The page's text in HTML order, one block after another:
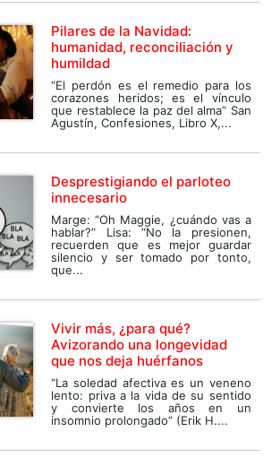
Pilares de la Navidad:
humanidad, reconciliación y
humildad
“El perdón es el remedio para los
corazones heridos; es el vínculo
que restablece la paz del alma” San
Agustín, Confesiones, Libro X,...
Desprestigiando el parloteo
innecesario
Marge: “Oh Maggie, ¿cuándo vas a
hablar?” Lisa: “No la presionen,
recuerden que es mejor guardar
silencio y ser tomado por tonto,
que...
Vivir más, ¿para qué?
Avizorando una longevidad
que nos deja huérfanos
“La soledad afectiva es un veneno
lento: priva a la vida de su sentido
y convierte los años en un
insomnio prolongado” (Erik H....